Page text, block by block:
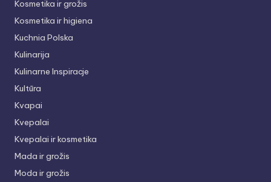
Kosmetika ir grožis
Kosmetika ir higiena
Kuchnia Polska
Kulinarija
Kulinarne Inspiracje
Kultūra
Kvapai
Kvepalai
Kvepalai ir kosmetika
Mada ir grožis
Moda ir grožis